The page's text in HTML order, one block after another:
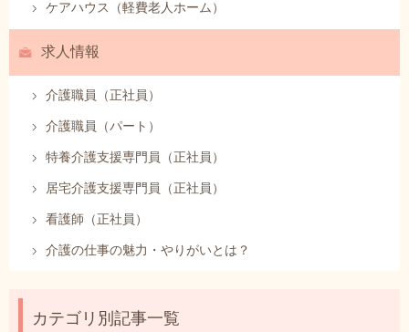
ケアハウス（軽費老人ホーム）
求人情報
介護職員（正社員）
介護職員（パート）
特養介護支援専門員（正社員）
居宅介護支援専門員（正社員）
看護師（正社員）
介護の仕事の魅力・やりがいとは？
カテゴリ別記事一覧